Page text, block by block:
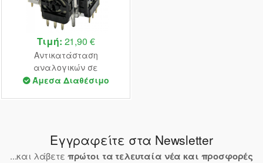
Τιμή: 21,90 €
Αντικατάσταση
αναλογικών σε
χειριστήριο PS4
Άμεσα Διαθέσιμο
Εγγραφείτε στα Newsletter
...και λάβετε πρώτοι τα τελευταία νέα και προσφορές